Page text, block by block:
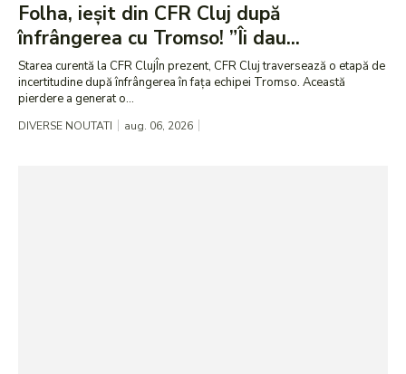
Folha, ieșit din CFR Cluj după
înfrângerea cu Tromso! ”Îi dau...
Starea curentă la CFR ClujÎn prezent, CFR Cluj traversează o etapă de
incertitudine după înfrângerea în fața echipei Tromso. Această
pierdere a generat o...
DIVERSE NOUTATI aug. 06, 2026